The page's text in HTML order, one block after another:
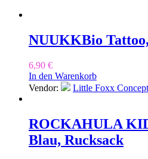
NUUKKBio
6,90 €
In den Warenkorb
Vendor:
Little Foxx
ROCKAHULA
Blau, Rucksack